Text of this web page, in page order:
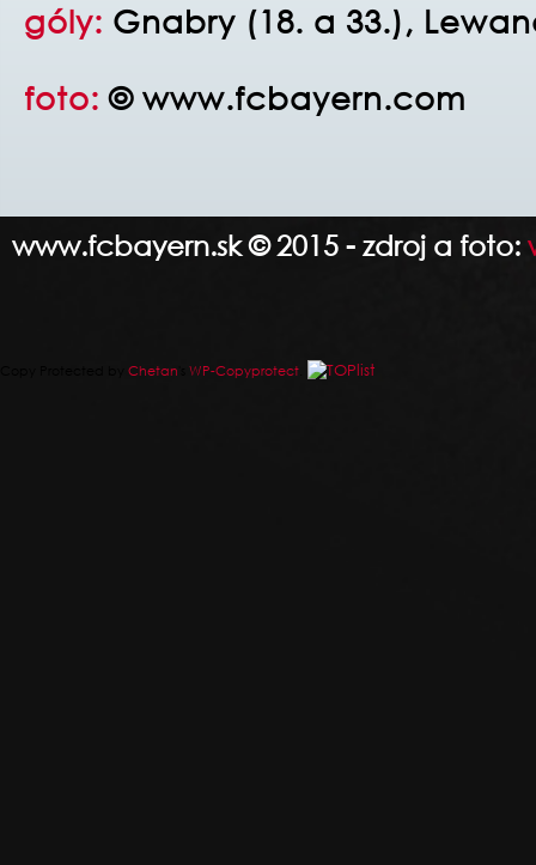
góly: Gnabry (18. a 33.),
foto:© www.fcbayern.com
www.fcbayern.sk © 2015 - zdroj a foto:
Chetan WP-Copyprotect